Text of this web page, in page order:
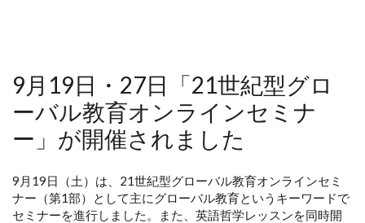
9月19日・27日「21世紀型グロ
ーバル教育オンラインセミナ
ー」が開催されました
9月19日（土）は、21世紀型グローバル教育オンラインセミ
ナー（第1部）として主にグローバル教育というキーワードで
セミナーを進行しました。また、英語哲学レッスンを同時開